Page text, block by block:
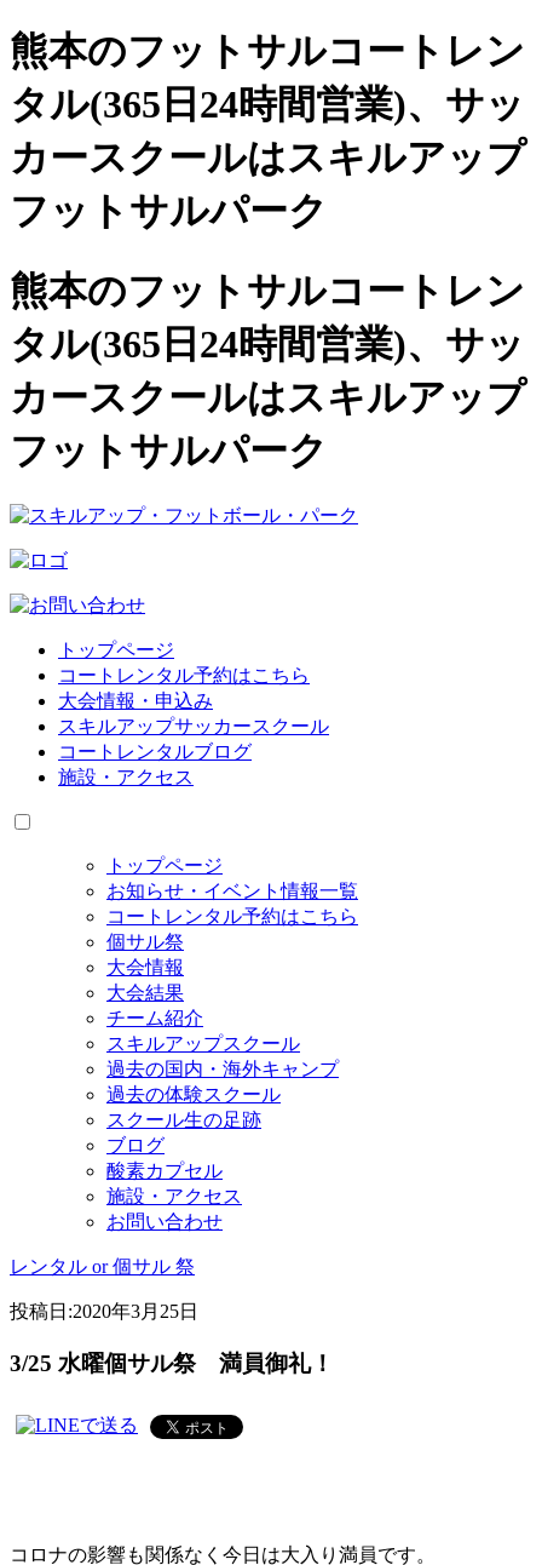
熊本のフットサルコートレン
タル(365日24時間営業)、 サッ
カースクールはスキルアップ
フットサルパーク
熊本のフットサルコートレン
タル(365日24時間営業)、サッ
カースクールはスキルアップ
フットサルパーク
トップページ
コートレンタル予約はこちら
大会情報・申込み
スキルアップサッカースクール
コートレンタルブログ
施設・アクセス
トップページ
お知らせ・イベント情報一覧
コートレンタル予約はこちら
個サル祭
大会情報
大会結果
チーム紹介
スキルアップスクール
過去の国内・海外キャンプ
過去の体験スクール
スクール生の足跡
ブログ
酸素カプセル
施設・アクセス
お問い合わせ
レンタル or 個サル 祭
投稿日:2020年3月25日
3/25 水曜個サル祭 満員御礼！
コロナの影響も関係なく今日は大入り満員です。